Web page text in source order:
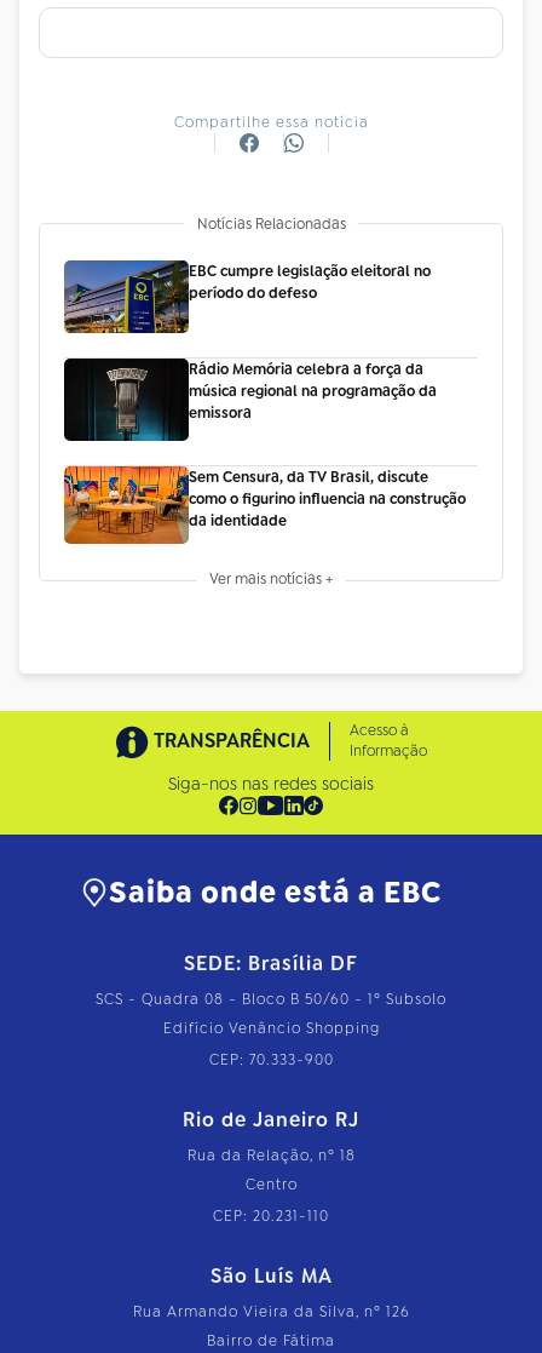
Compartilhe essa notícia
Notícias Relacionadas
EBC cumpre legislação eleitoral no
período do defeso
Rádio Memória celebra a força da
música regional na programação da
emissora
Sem Censura, da TV Brasil, discute
como o figurino influencia na construção
da identidade
Ver mais notícias +
TRANSPARÊNCIA
Acesso à
Informação
Siga-nos nas redes sociais
Saiba onde está a EBC
SEDE: Brasília DF
SCS - Quadra 08 - Bloco B 50/60 - 1º Subsolo
Edifício Venâncio Shopping
CEP: 70.333-900
Rio de Janeiro RJ
Rua da Relação, nº 18
Centro
CEP: 20.231-110
São Luís MA
Rua Armando Vieira da Silva, nº 126
Bairro de Fátima